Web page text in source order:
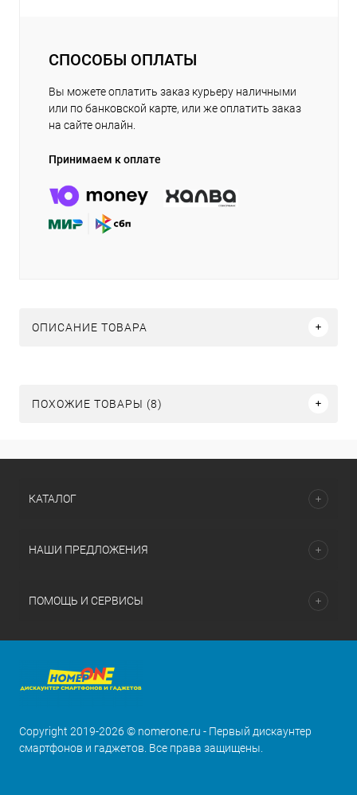
СПОСОБЫ ОПЛАТЫ
Вы можете оплатить заказ курьеру наличными
или по банковской карте, или же оплатить заказ
на сайте онлайн.
Принимаем к оплате
ОПИСАНИЕ ТОВАРА
ПОХОЖИЕ ТОВАРЫ (8)
КАТАЛОГ
НАШИ ПРЕДЛОЖЕНИЯ
ПОМОЩЬ И СЕРВИСЫ
Copyright 2019-2026 © nomerone.ru - Первый дискаунтер
смартфонов и гаджетов. Все права защищены.